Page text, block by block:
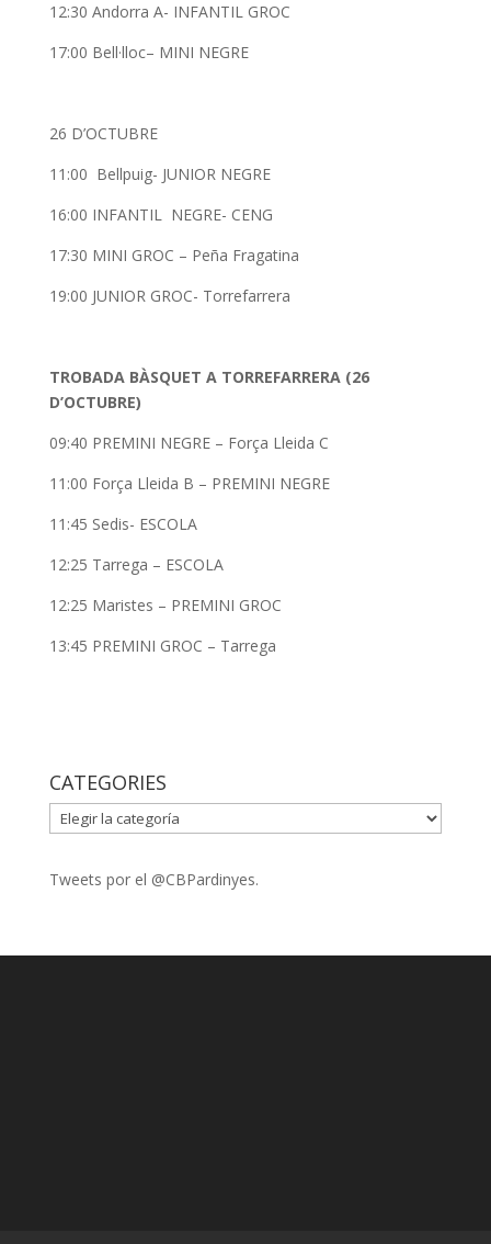
12:30 Andorra A- INFANTIL GROC
17:00 Bell·lloc– MINI NEGRE
26 D’OCTUBRE
11:00 Bellpuig- JUNIOR NEGRE
16:00 INFANTIL NEGRE- CENG
17:30 MINI GROC – Peña Fragatina
19:00 JUNIOR GROC- Torrefarrera
TROBADA BÀSQUET A TORREFARRERA (26
D’OCTUBRE)
09:40 PREMINI NEGRE – Força Lleida C
11:00 Força Lleida B – PREMINI NEGRE
11:45 Sedis- ESCOLA
12:25 Tarrega – ESCOLA
12:25 Maristes – PREMINI GROC
13:45 PREMINI GROC – Tarrega
CATEGORIES
CATEGORIES
Tweets por el @CBPardinyes.